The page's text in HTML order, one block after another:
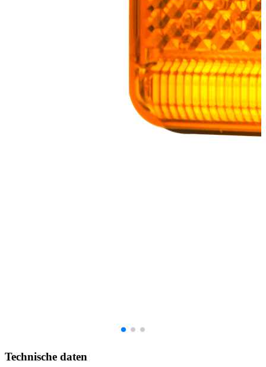
Technische daten